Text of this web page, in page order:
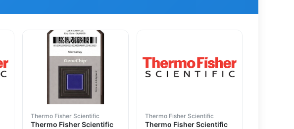
Thermo Fisher Scientific
Thermo Fisher Scientific
Thermo Fisher Scientific
Thermo Fisher Scientific